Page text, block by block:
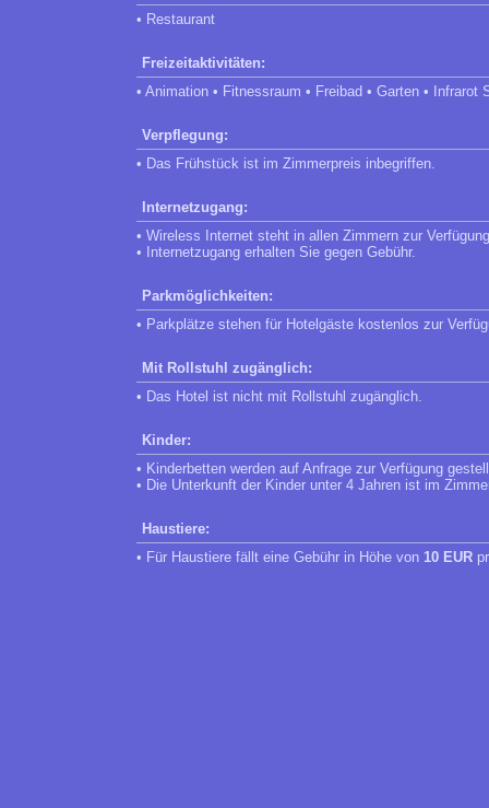
• Restaurant
Freizeitaktivitäten:
• Animation • Fitnessraum • Freibad • Garten •
Verpflegung:
• Das Frühstück ist im Zimmerpreis inbegriffen.
Internetzugang:
• Wireless Internet steht in allen Zimmern zur
• Internetzugang erhalten Sie gegen Gebühr.
Parkmöglichkeiten:
• Parkplätze stehen für Hotelgäste kostenlos zur
Mit Rollstuhl zugänglich:
• Das Hotel ist nicht mit Rollstuhl zugänglich.
Kinder:
• Kinderbetten werden auf Anfrage zur Verfügung
• Die Unterkunft der Kinder unter 4 Jahren ist im
Haustiere:
• Für Haustiere fällt eine Gebühr in Höhe von 10 EUR